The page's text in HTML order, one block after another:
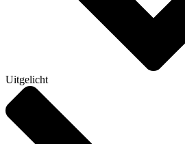
Uitgelicht